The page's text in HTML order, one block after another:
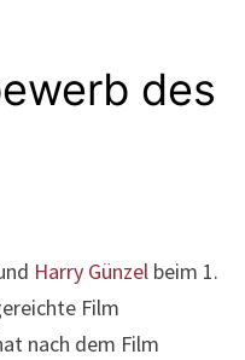
des
Harry Günzel beim 1.
Film
nach dem Film